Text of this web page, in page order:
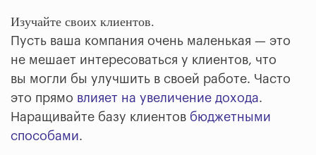
Изучайте своих клиентов.
Пусть ваша компания очень маленькая — это
не мешает интересоваться у клиентов, что
вы могли бы улучшить в своей работе. Часто
это прямо влияет на увеличение дохода.
Наращивайте базу клиентов бюджетными
способами.